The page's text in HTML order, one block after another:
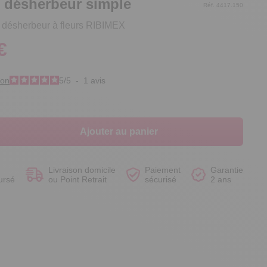
désherbeur simple
à fleurs RIBIMEX
Réf. 4417.150
5/5 - 1 avis
Ajouter au panier
Livraison domicile
ou Point Retrait
Paiement
sécurisé
Garantie
2 ans